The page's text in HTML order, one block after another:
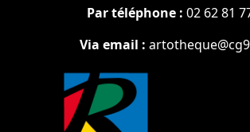
Par téléphone : 02 62 81
Via email :